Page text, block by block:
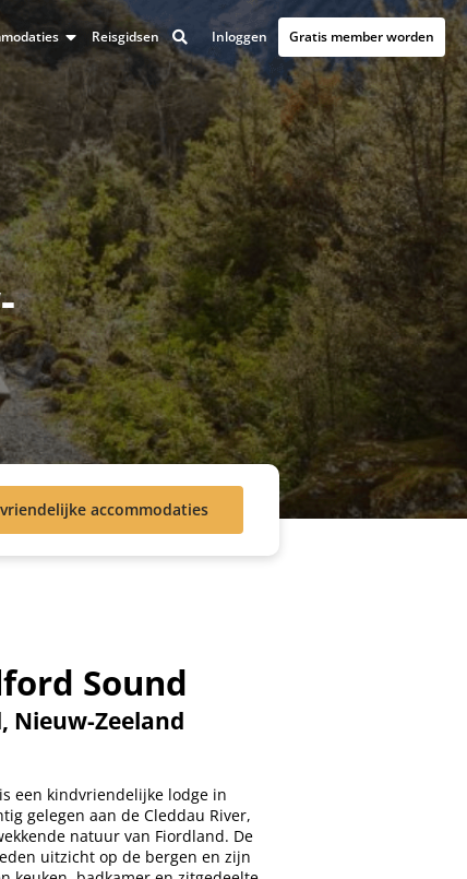
Reisgidsen Inloggen Gratis member worden
accommodaties
Sound
Nieuw-Zeeland
een kindvriendelijke lodge in
gelegen aan de Cleddau River,
natuur van Fiordland. De
uitzicht op de bergen en zijn